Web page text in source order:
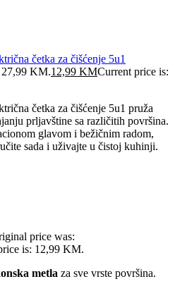
četka za čišćenje 5u1
KM.12,99 KMCurrent price is:
četka za čišćenje 5u1 pruža
prljavštine sa različitih površina.
glavom i bežičnim radom,
sada i uživajte u čistoj kuhinji.
price was:
is: 12,99 KM.
metla za sve vrste površina.